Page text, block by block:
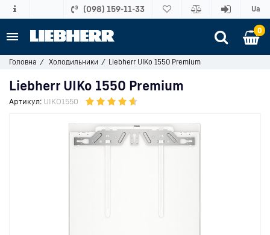
(098) 159-11-33 Ua
0
Головна Холодильники Liebherr UIKo 1550 Premium
Liebherr UIKo 1550 Premium
Артикул: UIKO1550